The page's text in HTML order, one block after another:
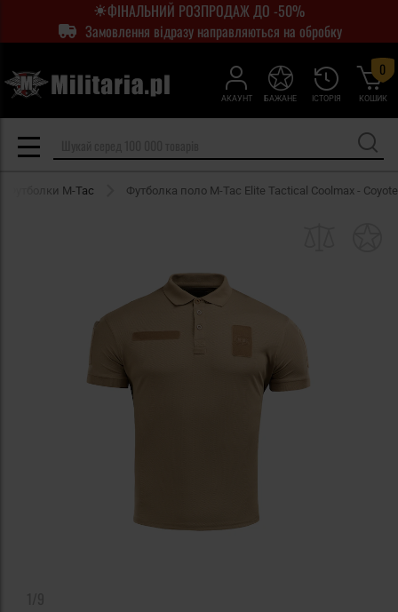
ФІНАЛЬНИЙ РОЗПРОДАЖ ДО -50%
Замовлення відразу направляються на обробку
АКАУНТ ІСТОРІЯ
БАЖАНЕ КОШИК
0
Футболки M-Tac Футболка поло M-Tac Elite Tactical Coolmax - Coyote